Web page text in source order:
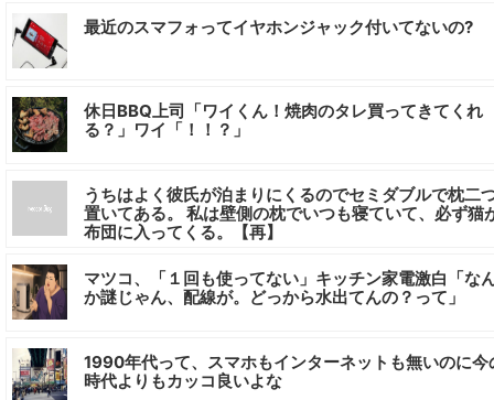
最近のスマフォってイヤホンジャック付いてないの?
休日BBQ上司「ワイくん！焼肉のタレ買ってきてくれ
る？」ワイ「！！？」
うちはよく彼氏が泊まりにくるのでセミダブルで枕二
置いてある。 私は壁側の枕でいつも寝ていて、必ず猫
布団に入ってくる。【再】
マツコ、「１回も使ってない」キッチン家電激白「な
か謎じゃん、配線が。どっから水出てんの？って」
1990年代って、スマホもインターネットも無いのに今
時代よりもカッコ良いよな